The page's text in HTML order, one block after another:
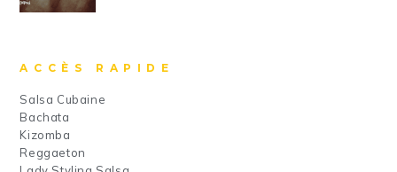
ACCÈS RAPIDE
Salsa Cubaine
Bachata
Kizomba
Reggaeton